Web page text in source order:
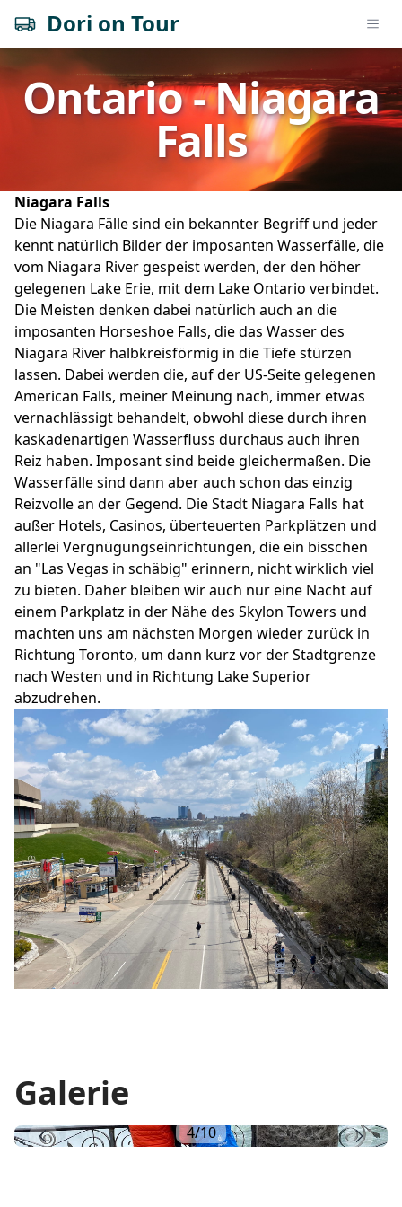
Dori on Tour
Ontario - Niagara
Falls
Niagara Falls
Die Niagara Fälle sind ein bekannter Begriff und jeder
kennt natürlich Bilder der imposanten Wasserfälle, die
vom Niagara River gespeist werden, der den höher
gelegenen Lake Erie, mit dem Lake Ontario verbindet.
Die Meisten denken dabei natürlich auch an die
imposanten Horseshoe Falls, die das Wasser des
Niagara River halbkreisförmig in die Tiefe stürzen
lassen. Dabei werden die, auf der US-Seite gelegenen
American Falls, meiner Meinung nach, immer etwas
vernachlässigt behandelt, obwohl diese durch ihren
kaskadenartigen Wasserfluss durchaus auch ihren
Reiz haben. Imposant sind beide gleichermaßen. Die
Wasserfälle sind dann aber auch schon das einzig
Reizvolle an der Gegend. Die Stadt Niagara Falls hat
außer Hotels, Casinos, überteuerten Parkplätzen und
allerlei Vergnügungseinrichtungen, die ein bisschen
an "Las Vegas in schäbig" erinnern, nicht wirklich viel
zu bieten. Daher bleiben wir auch nur eine Nacht auf
einem Parkplatz in der Nähe des Skylon Towers und
machten uns am nächsten Morgen wieder zurück in
Richtung Toronto, um dann kurz vor der Stadtgrenze
nach Westen und in Richtung Lake Superior
abzudrehen.
Galerie
5/10
Vorherige